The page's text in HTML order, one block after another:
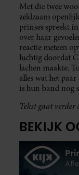
Met die twee
zeldzaam
prinses spreekt
over haar
reactie meteen
luchtig doordat
lachen maakte.
alles wat het
is hun band nog
Tekst gaat verder
BEKIJK